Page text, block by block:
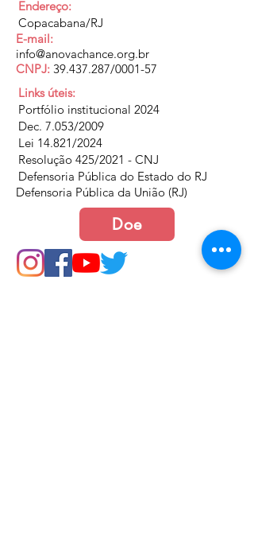
Endereço:
Copacabana/RJ
E-mail:
info@anovachance.org.br
CNPJ: 39.437.287/0001-57
Links úteis:
Portfólio institucional 2024
Dec. 7.053/2009
Lei 14.821/2024
Resolução 425/2021 - CNJ
Defensoria Pública do Estado do RJ
Defensoria Pública da União (RJ)
Doe